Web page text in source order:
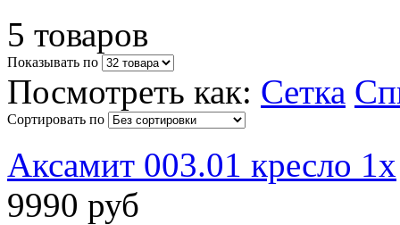
5 товаров
Показывать по
Посмотреть как: Сетка
Сортировать по
Аксамит 003.01 кресло 1х
9990 руб